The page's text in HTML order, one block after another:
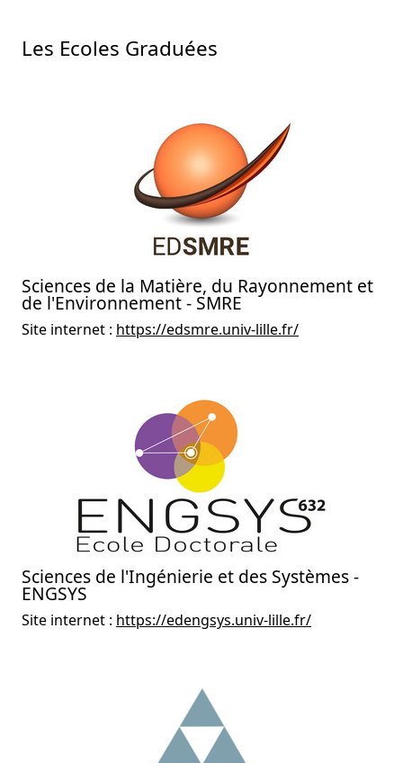
Les Ecoles Graduées
Sciences de la Matière, du Rayonnement et
de l'Environnement - SMRE
Site internet : https://edsmre.univ-lille.fr/
Sciences de l'Ingénierie et des Systèmes -
ENGSYS
Site internet : https://edengsys.univ-lille.fr/